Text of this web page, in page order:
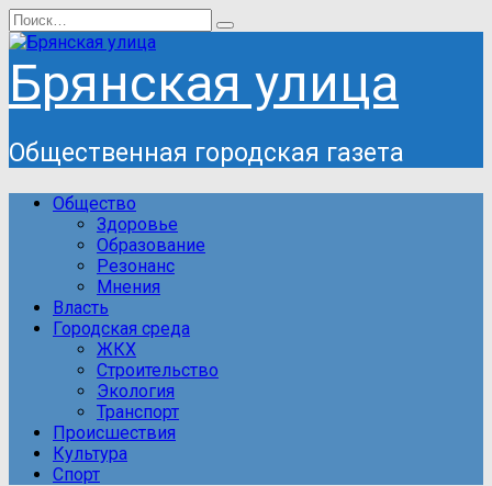
Перейти
к
содержанию
Search
for:
Брянская улица
Общественная городская газета
Общество
Здоровье
Образование
Резонанс
Мнения
Власть
Городская среда
ЖКХ
Строительство
Экология
Транспорт
Происшествия
Культура
Спорт